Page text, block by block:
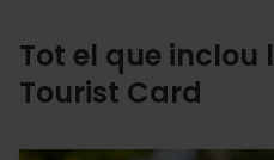
Tot el que inclou
Tourist Card